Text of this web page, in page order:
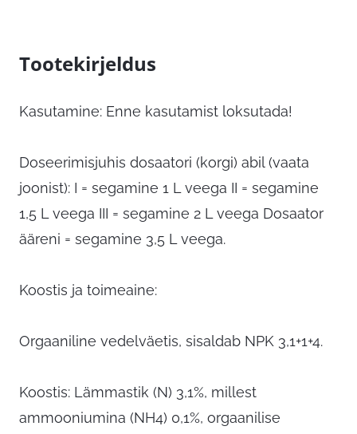
Tootekirjeldus
Kasutamine: Enne kasutamist loksutada!
Doseerimisjuhis dosaatori (korgi) abil (vaata
joonist): I = segamine 1 L veega II = segamine
1,5 L veega III = segamine 2 L veega Dosaator
ääreni = segamine 3,5 L veega.
Koostis ja toimeaine:
Orgaaniline vedelväetis, sisaldab NPK 3,1+1+4.
Koostis: Lämmastik (N) 3,1%, millest
ammooniumina (NH4) 0,1%, orgaanilise